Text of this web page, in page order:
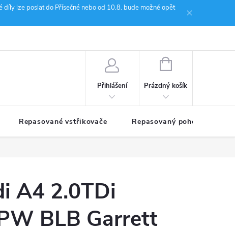
lze poslat do Přísečné nebo od 10.8. bude možné opět
Přihlášení
NÁKUPNÍ
Prázdný košík
Repasované vstřikovače Repasovaný pohon TDM
A4 2.0TDi
BLB Garrett